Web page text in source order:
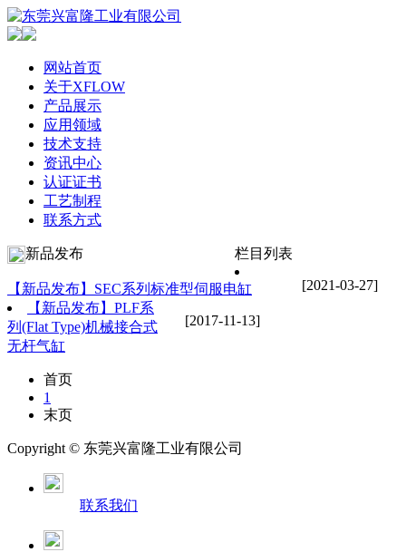
网站首页
关于XFLOW
产品展示
应用领域
技术支持
资讯中心
认证证书
工艺制程
联系方式
新品发布 栏目列表
[2021-03-27]
【新品发布】SEC系列标准型伺服电缸
[2017-11-13]
【新品发布】PLF系
列(Flat Type)机械接合式
无杆气缸
首页
1
末页
Copyright © 东莞兴富隆工业有限公司
联系我们